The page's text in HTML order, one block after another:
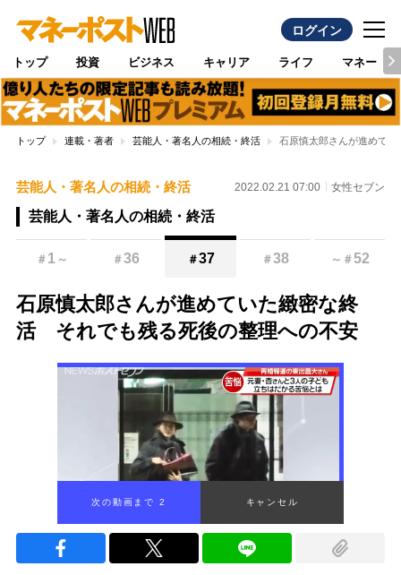
ログイン
トップ 投資 ビジネス キャリア ライフ マネー
トップ 連載・著者 芸能人・著名人の相続・終活 石原慎太郎さんが進めて
芸能人・著名人の相続・終活 2022.02.21 07:00 女性セブン
芸能人・著名人の相続・終活
＃ 1 ～ ＃36 ＃37 ＃38 ～ ＃52
石原慎太郎さんが進めていた緻密な終
活 それでも残る死後の整理への不安
次の動画まで 1 キャンセル